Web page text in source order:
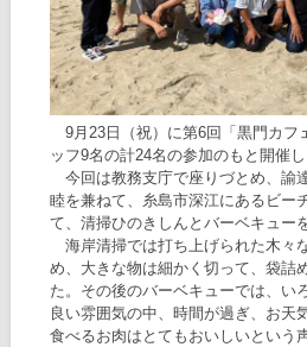
9月23日（祝）に第6回「黒門カフ
ッフ9名の計24名の参加のもと開催し
今回は教務支庁で座りづとめ、諭
睦を兼ねて、糸島市深江にあるビー
て、清掃ひのきしんとバーベキュー
海岸清掃では打ち上げられた木々
め、大きな物は細かく切って、袋詰
た。その後のバーベキューでは、い
良い雰囲気の中、時間が過ぎ、お天
食べるお肉はとてもおいしいという